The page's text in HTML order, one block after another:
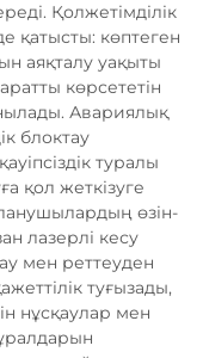
Қолжетімділік
қатысты: көптеген
аяқталу уақыты
көрсететін
Авариялық
блоктау
туралы
қол жеткізуге
өзін-
лазерлі кесу
мен реттеуден
туғызады,
нұсқаулар мен